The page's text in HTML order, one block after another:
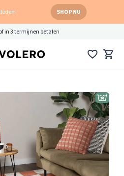
SHOP NU
in 3 termijnen betalen